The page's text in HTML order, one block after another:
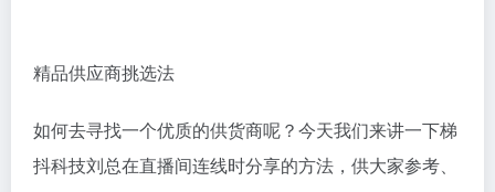
精品供应商挑选法
如何去寻找一个优质的供货商呢？今天我们来讲一下梯
抖科技刘总在直播间连线时分享的方法，供大家参考、